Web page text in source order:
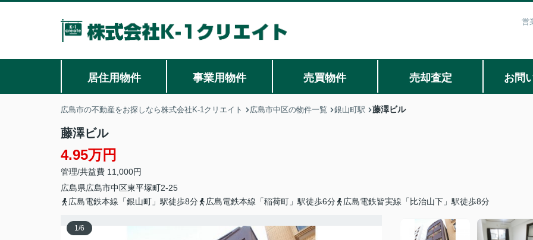
営
居住用物件 事業用物件 売買物件 売却査定 お問
広島市の不動産をお探しなら株式会社K-1クリエイト 広島市中区の物件一覧 銀山町駅 藤澤ビル
藤澤ビル
4.95万円
管理/共益費 11,000円
広島県広島市中区東平塚町2-25
広島電鉄本線「銀山町」駅徒歩8分
広島電鉄本線「稲荷町」駅徒歩6分 広島電鉄皆実線「比治山下」駅徒歩8分
1/6